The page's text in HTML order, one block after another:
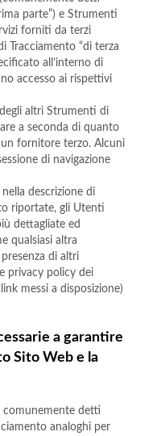
parte”) e Strumenti
forniti da terzi
Tracciamento “di terza
all’interno di
accesso ai rispettivi
altri Strumenti di
a seconda di quanto
fornitore terzo. Alcuni
di navigazione
descrizione di
riportate, gli Utenti
dettagliate ed
qualsiasi altra
di altri
privacy policy dei
messi a disposizione)
a garantire
Sito Web e la
comunemente detti
analoghi per